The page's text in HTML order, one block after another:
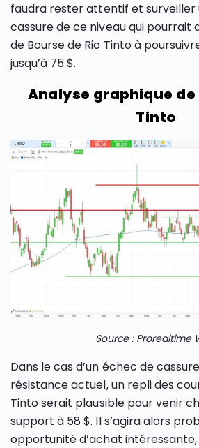
faudra rester attentif et
cassure de ce niveau qui pourrait
de Bourse de Rio Tinto à
jusqu’à 75 $.
Analyse graphique de
Tinto
Source : Prorealtime
Dans le cas d’un échec de
résistance actuel, un repli des
Tinto serait plausible pour venir
support à 58 $. Il s’agira alors
opportunité d’achat